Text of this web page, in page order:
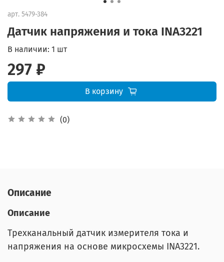
арт. 5479-384
Датчик напряжения и тока INA3221
(0)
В наличии: 1 шт
297 ₽
В корзину
Описание
Описание
Трехканальный датчик измерителя тока и
напряжения на основе микросхемы INA3221.